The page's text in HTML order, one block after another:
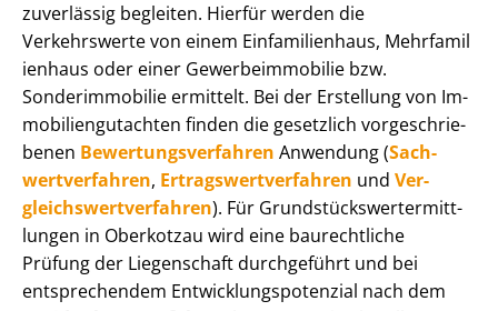
zuverlässig begleiten. Hierfür werden die
Verkehrswerte von einem Einfamilienhaus, Mehr­fa­mi­l
i­en­haus oder einer Ge­wer­be­im­mo­bi­lie bzw.
Sonderimmobilie ermittelt. Bei der Erstellung von Im­
mo­bi­li­en­gut­ach­ten finden die gesetzlich vor­ge­schrie­
be­nen Be­wer­tungs­ver­fah­ren Anwendung (Sach­
wert­ver­fah­ren, Er­trags­wert­ver­fah­ren und Ver­
gleichs­wert­ver­fah­ren). Für Grund­stücks­wert­ermitt­
lun­gen in Oberkotzau wird eine baurechtliche
Prüfung der Liegenschaft durchgeführt und bei
entsprechendem Ent­wick­lungs­po­ten­zi­al nach dem